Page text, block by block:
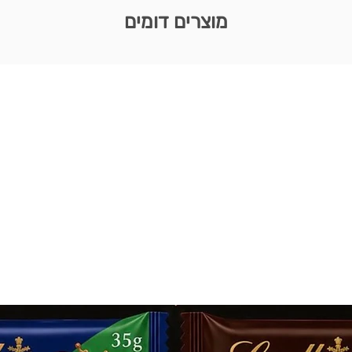
מוצרים דומים